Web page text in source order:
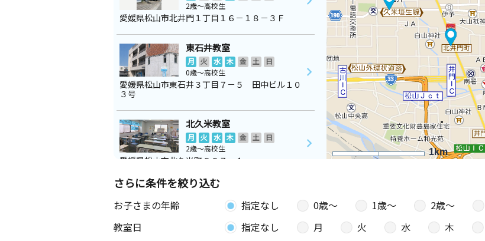
1km
2歳～高校生
愛媛県松山市北井門１丁目１６－１８－３Ｆ
東石井教室
月 火 水 木 金 土
日
0歳～高校生
愛媛県松山市東石井３丁目７－５ 田中ビル１０
３号
北久米教室
月 火 水 木 金 土
日
2歳～高校生
愛媛県松山市北久米町６６７－１
居相１丁目教室
木 金 土 日
愛媛県松山市居相１丁目２－２巴ハイツ１０１
さらに条件を絞り込む
お子さまの年齢 指定なし 0歳〜 1歳〜 2歳〜
教室日
指定なし 月 火 水 木